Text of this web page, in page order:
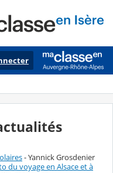
- Yannick Grosdenier
du voyage en Alsace et à